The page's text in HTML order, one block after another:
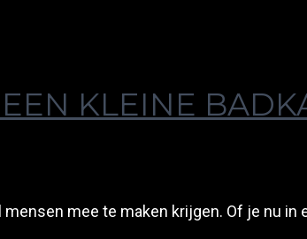
KLEINE
mee te maken krijgen. Of je nu in